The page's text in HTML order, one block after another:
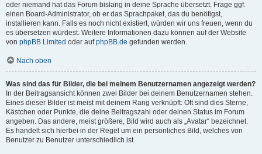
oder niemand hat das Forum bislang in deine Sprache übersetzt. Frage ggf.
einen Board-Administrator, ob er das Sprachpaket, das du benötigst,
installieren kann. Falls es noch nicht existiert, würden wir uns freuen, wenn du
es übersetzen würdest. Weitere Informationen dazu können auf der Website
von phpBB Limited oder aufphpBB.de gefunden werden.
Nach oben
Was sind das für Bilder, die bei meinem Benutzernamen angezeigt werden?
In der Beitragsansicht können zwei Bilder bei deinem Benutzernamen stehen.
Eines dieser Bilder ist meist mit deinem Rang verknüpft: Oft sind dies Sterne,
Kästchen oder Punkte, die deine Beitragszahl oder deinen Status im Forum
angeben. Das andere, meist größere, Bild wird auch als „Avatar“ bezeichnet.
Es handelt sich hierbei in der Regel um ein persönliches Bild, welches von
Benutzer zu Benutzer unterschiedlich ist.